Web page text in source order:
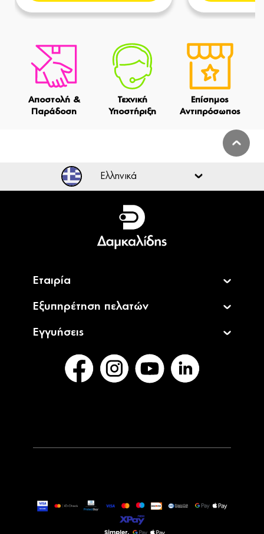
Αποστολή &
Παράδοση
Τεχνική
Υποστήριξη
Επίσημος
Αντιπρόσωπος
Ελληνικά
Ελληνικά
English
Εταιρία
Εξυπηρέτηση πελατών
Εγγυήσεις